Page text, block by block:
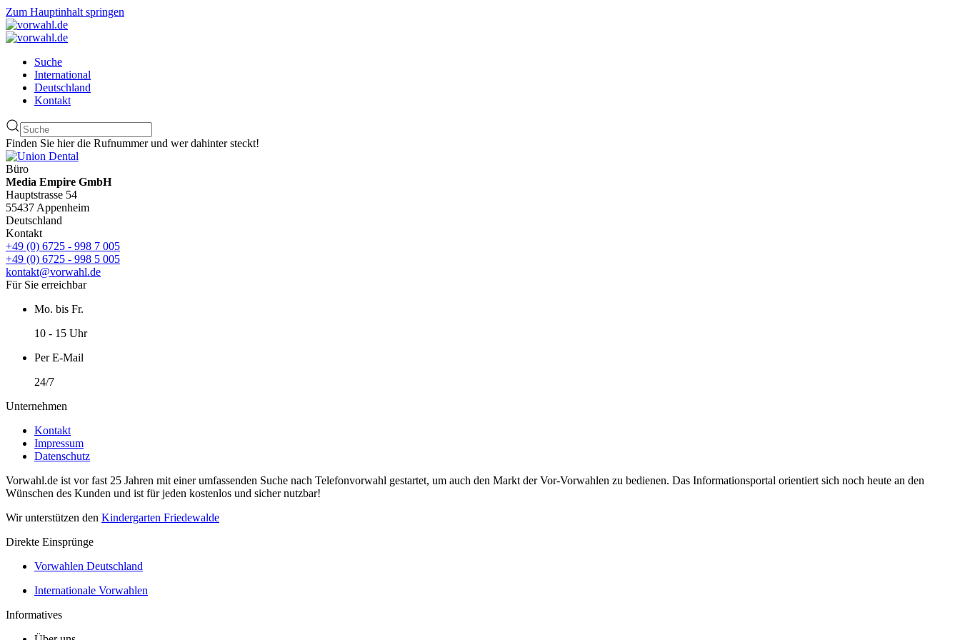
Zum Hauptinhalt springen
Suche
International
Deutschland
Kontakt
Finden Sie hier die Rufnummer und wer dahinter steckt!
Büro
Media Empire GmbH
Hauptstrasse 54
55437 Appenheim
Deutschland
Kontakt
+49 (0) 6725 - 998 7 005
+49 (0) 6725 - 998 5 005
kontakt@vorwahl.de
Für Sie erreichbar
Mo. bis Fr.
10 - 15 Uhr
Per E-Mail
24/7
Unternehmen
Kontakt
Impressum
Datenschutz
Vorwahl.de ist vor fast 25 Jahren mit einer umfassenden Suche nach Telefonvorwahl gestartet, um auch den Markt der Vor-Vorwahlen zu bedienen. Das Informationsportal orientiert sich noch heute an den
Wünschen des Kunden und ist für jeden kostenlos und sicher nutzbar!
Wir unterstützen den Kindergarten Friedewalde
Direkte Einsprünge
Vorwahlen Deutschland
Internationale Vorwahlen
Informatives